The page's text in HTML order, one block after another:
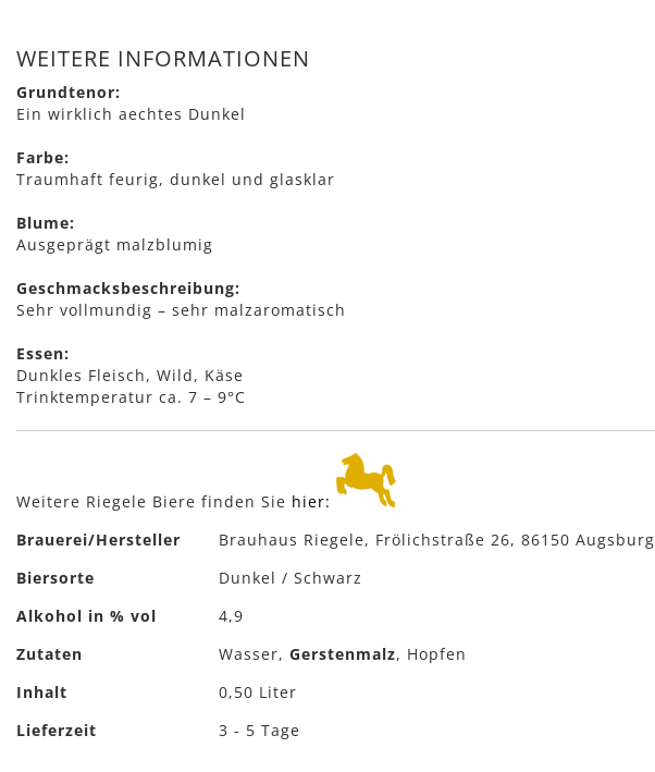
der
Bildergalerie
springen
WEITERE INFORMATIONEN
Grundtenor:
Ein wirklich aechtes Dunkel
Farbe:
Traumhaft feurig, dunkel und glasklar
Blume:
Ausgeprägt malzblumig
Geschmacksbeschreibung:
Sehr vollmundig – sehr malzaromatisch
Essen:
Dunkles Fleisch, Wild, Käse
Trinktemperatur ca. 7 – 9°C
Weitere Riegele Biere finden Sie hier:
Mehr
Brauerei/Hersteller
Brauhaus Riegele, Frölichstraße 26, 86150 Augsburg
Biersorte
Dunkel / Schwarz
Alkohol in % vol
4,9
Zutaten
Wasser, Gerstenmalz, Hopfen
Inhalt
0,50 Liter
Lieferzeit
3 - 5 Tage